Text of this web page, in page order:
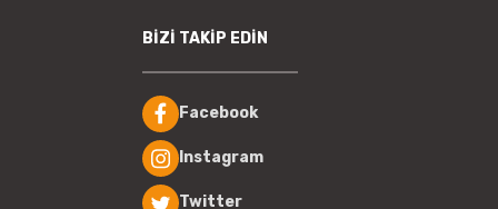
BİZİ TAKİP EDİN
Facebook
Instagram
Twitter